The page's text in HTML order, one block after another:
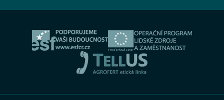
Servis AGROTEC Group
Zimní servisní akce
Cookies